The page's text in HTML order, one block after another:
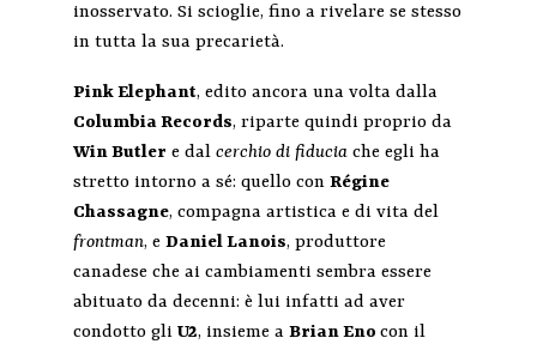
inosservato. Si scioglie, fino a rivelare se stesso
in tutta la sua precarietà.
PinkElephant, edito ancora una volta dalla
Columbia Records, riparte quindi proprio da
Win Butler e dal cerchio di fiduciache egli ha
stretto intorno a sé: quello con Régine
Chassagne, compagna artistica e di vita del
frontman, e Daniel Lanois, produttore
canadese che ai cambiamenti sembra essere
abituato da decenni: è lui infatti ad aver
condotto gli U2, insieme a Brian Eno con il